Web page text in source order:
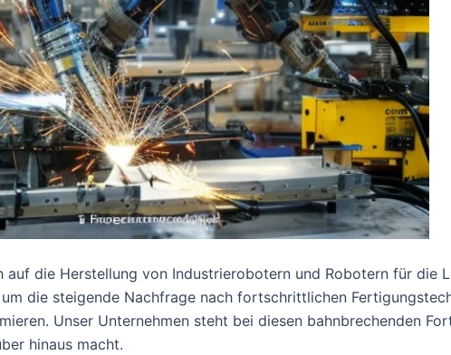
die Herstellung von Industrierobotern und Robotern für die
die steigende Nachfrage nach fortschrittlichen
Unser Unternehmen steht bei diesen bahnbrechenden
hinaus macht.